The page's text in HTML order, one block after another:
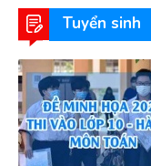
Tuyển sinh